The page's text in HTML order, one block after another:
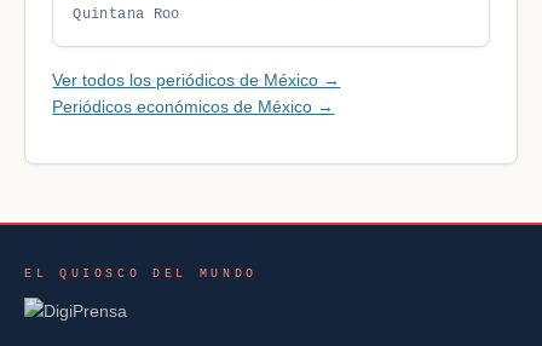
Quintana Roo
Ver todos los periódicos de México →
Periódicos económicos de México →
EL QUIOSCO DEL MUNDO